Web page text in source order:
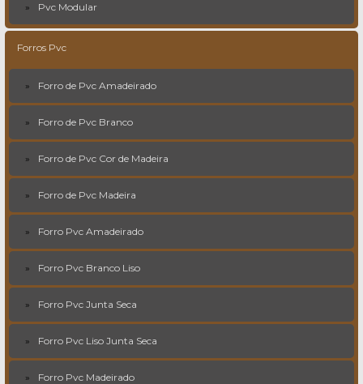
Pvc Modular
Forros Pvc
Forro de Pvc Amadeirado
Forro de Pvc Branco
Forro de Pvc Cor de Madeira
Forro de Pvc Madeira
Forro Pvc Amadeirado
Forro Pvc Branco Liso
Forro Pvc Junta Seca
Forro Pvc Liso Junta Seca
Forro Pvc Madeirado